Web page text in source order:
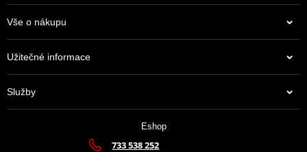
Vše o nákupu
Užitečné informace
Služby
Eshop
733 538 252